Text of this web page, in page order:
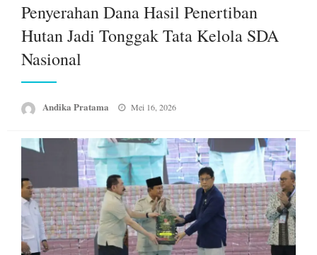
Penyerahan Dana Hasil Penertiban
Hutan Jadi Tonggak Tata Kelola SDA
Nasional
Andika Pratama
Posted
Mei 16, 2026